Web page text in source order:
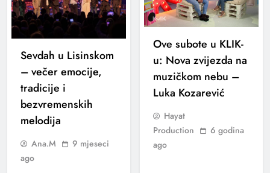
Sevdah u Lisinskom
– večer emocije,
tradicije i
bezvremenskih
melodija
Ana.M
9 mjeseci
ago
Ove subote u KLIK-
u: Nova zvijezda na
muzičkom nebu –
Luka Kozarević
Hayat
Production
6 godina
ago